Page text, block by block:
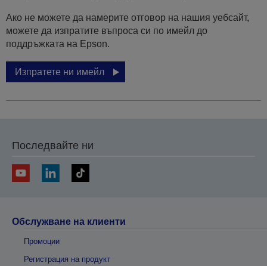
Ако не можете да намерите отговор на нашия уебсайт,
можете да изпратите въпроса си по имейл до
поддръжката на Epson.
Изпратете ни имейл
Последвайте ни
Обслужване на клиенти
Промоции
Регистрация на продукт